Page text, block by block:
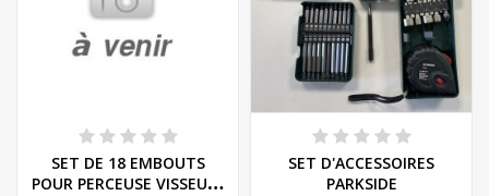
SET DE 18 EMBOUTS
POUR PERCEUSE VISSEUSE
SET D'ACCESSOIRES
PARKSIDE